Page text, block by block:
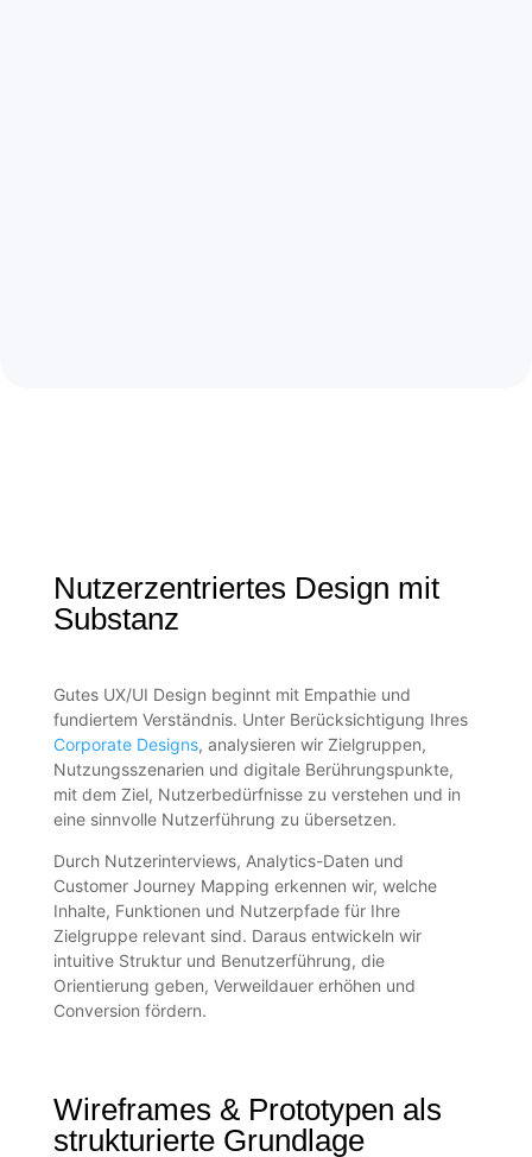
Nutzerzentriertes Design mit
Substanz
Gutes UX/UI Design beginnt mit Empathie und
fundiertem Verständnis. Unter Berücksichtigung Ihres
Corporate Designs, analysieren wir Zielgruppen,
Nutzungsszenarien und digitale Berührungspunkte,
mit dem Ziel, Nutzerbedürfnisse zu verstehen und in
eine sinnvolle Nutzerführung zu übersetzen.
Durch Nutzerinterviews, Analytics-Daten und
Customer Journey Mapping erkennen wir, welche
Inhalte, Funktionen und Nutzerpfade für Ihre
Zielgruppe relevant sind. Daraus entwickeln wir
intuitive Struktur und Benutzerführung, die
Orientierung geben, Verweildauer erhöhen und
Conversion fördern.
Wireframes & Prototypen als
strukturierte Grundlage